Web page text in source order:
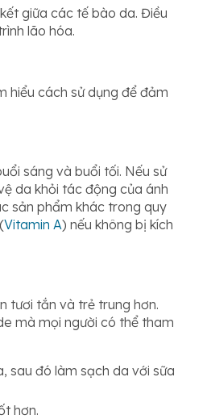
giữa các tế bào da. Điều
lão hóa.
hiểu cách sử dụng để đảm
sáng và buổi tối. Nếu sử
da khỏi tác động của ánh
sản phẩm khác trong quy
(Vitamin A) nếu không bị kích
tươi tắn và trẻ trung hơn.
mà mọi người có thể tham
sau đó làm sạch da với sữa
hơn.